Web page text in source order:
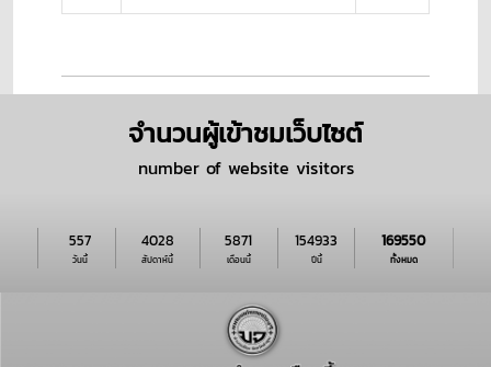
จำนวนผู้เข้าชมเว็บไซต์
number of website visitors
วันนี้
557
สัปดาห์นี้
4028
เดือนนี้
5871
ปีนี้
154933
ทั้งหมด
169550